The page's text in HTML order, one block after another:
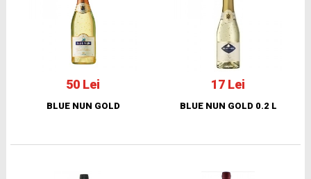
50 Lei
BLUE NUN GOLD
17 Lei
BLUE NUN GOLD 0.2 L